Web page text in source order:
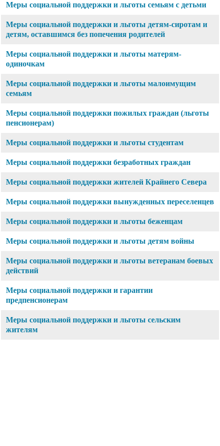
Меры социальной поддержки и льготы семьям с детьми
Меры социальной поддержки и льготы детям-сиротам и
детям, оставшимся без попечения родителей
Меры социальной поддержки и льготы матерям-
одиночкам
Меры социальной поддержки и льготы малоимущим
семьям
Меры социальной поддержки пожилых граждан (льготы
пенсионерам)
Меры социальной поддержки и льготы студентам
Меры социальной поддержки безработных граждан
Меры социальной поддержки жителей Крайнего Севера
Меры социальной поддержки вынужденных переселенцев
Меры социальной поддержки и льготы беженцам
Меры социальной поддержки и льготы детям войны
Меры социальной поддержки и льготы ветеранам боевых
действий
Меры социальной поддержки и гарантии
предпенсионерам
Меры социальной поддержки и льготы сельским
жителям